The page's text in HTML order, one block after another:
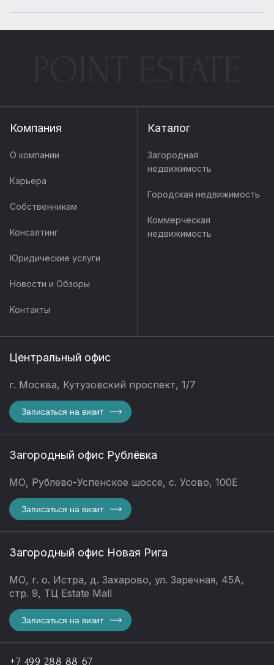
Компания
О компании
Карьера
Собственникам
Консалтинг
Юридические услуги
Новости и Обзоры
Контакты
Каталог
Загородная
недвижимость
Городская недвижимость
Коммерческая
недвижимость
Центральный офис
г. Москва, Кутузовский проспект, 1/7
Записаться на визит
Загородный офис Рублёвка
МО, Рублево-Успенское шоссе, с. Усово, 100Е
Записаться на визит
Загородный офис Новая Рига
МО, г. о. Истра, д. Захарово, ул. Заречная, 45А,
стр. 9, ТЦ Estate Mall
Записаться на визит
+7 499 288 88 67